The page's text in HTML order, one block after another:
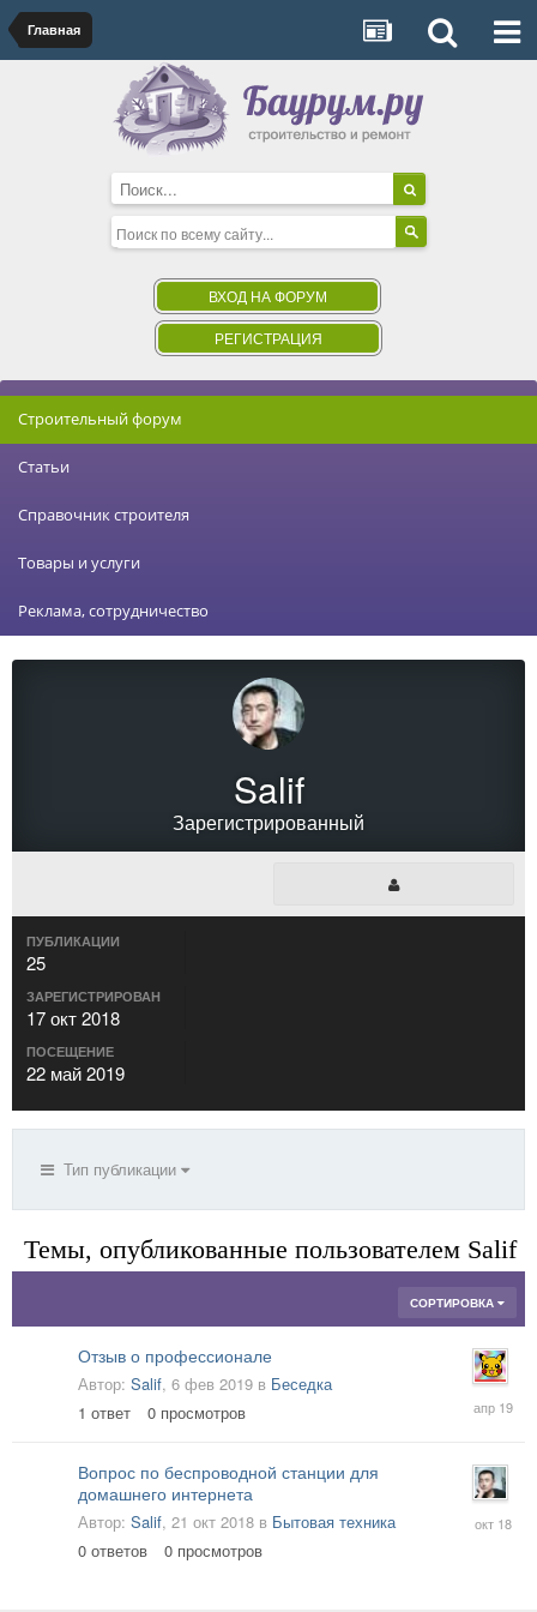
Главная
ВХОД НА ФОРУМ
РЕГИСТРАЦИЯ
Строительный форум
Статьи
Справочник строителя
Товары и услуги
Реклама, сотрудничество
Salif
Зарегистрированный
ПУБЛИКАЦИИ
25
ЗАРЕГИСТРИРОВАН
17 окт 2018
ПОСЕЩЕНИЕ
22 май 2019
Тип публикации
Темы, опубликованные пользователем Salif
СОРТИРОВКА
Отзыв о профессионале
Автор: Salif, 6 фев 2019 в Беседка
1 ответ 0 просмотров
апр
Вопрос по беспроводной станции для
домашнего интернета
Автор: Salif, 21 окт 2018 в Бытовая техника
0 ответов 0 просмотров
окт